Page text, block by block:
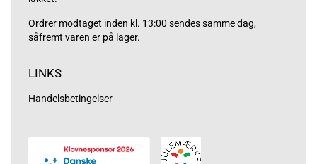
Ordrer modtaget inden kl. 13:00 sendes samme dag,
såfremt varen er på lager.
LINKS
Handelsbetingelser